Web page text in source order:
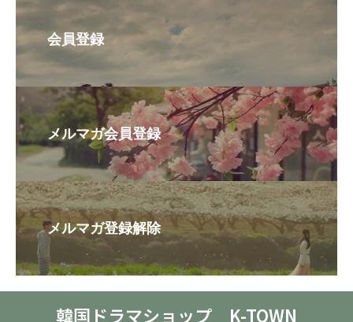
会員登録
メルマガ会員登録
メルマガ登録解除
韓国ドラマショップ K-TOWN